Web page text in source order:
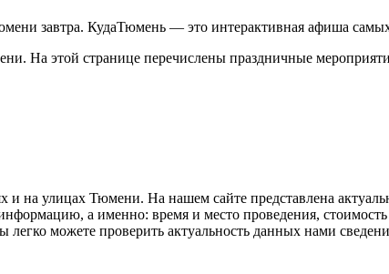
завтра. КудаТюмень — это интерактивная афиша
На этой странице перечислены праздничные
на улицах Тюмени. На нашем сайте представлена
а именно: время и место проведения,
легко можете проверить актуальность данных нами